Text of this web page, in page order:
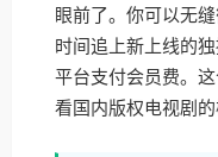
眼前了。你可以无
时间追上新上线的
平台支付会员费。
看国内版权电视剧的